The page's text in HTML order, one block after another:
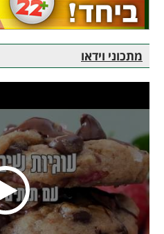
מתכוני וידאו